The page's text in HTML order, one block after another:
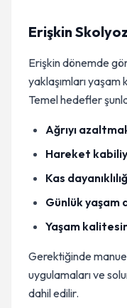
Erişkin
Erişkin dönemde
yaklaşımları yaşam
Temel hedefler
Ağrıyı
Hareket
Kas
Günlük
Yaşam
Gerektiğinde
uygulamaları ve
dahil edilir.